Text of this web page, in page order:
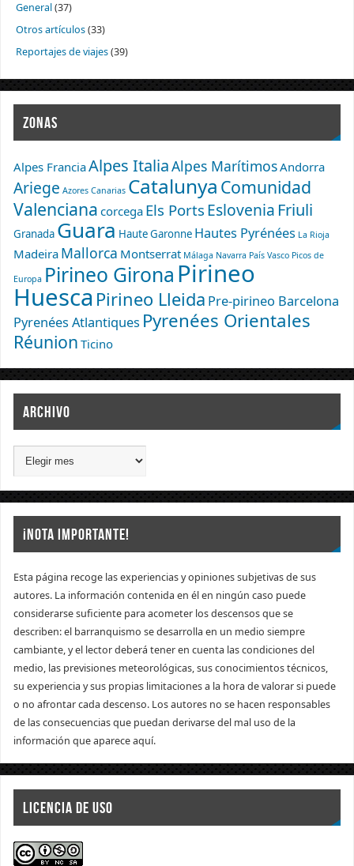
General(37)
Otros artículos(33)
Reportajes de viajes(39)
ZONAS
Alpes FranciaAlpes ItaliaAlpes MarítimosAndorra
Ariege Azores Canarias Catalunya Comunidad
Valenciana corcega Els Ports Eslovenia Friuli
Granada Guara Haute Garonne Hautes Pyrénées La Rioja
Madeira Mallorca Montserrat Málaga Navarra País Vasco Picos de
Europa Pirineo Girona Pirineo
Huesca Pirineo Lleida Pre-pirineo Barcelona
Pyrenées Atlantiques Pyrenées Orientales
Réunion Ticino
ARCHIVO
¡NOTA IMPORTANTE!
Esta página recoge las experiencias y opiniones subjetivas de sus
autores. La información contenida en él en ningún caso puede
considerarse suficiente para acometer los descensos que se
describen: el barranquismo se desarrolla en un medio siempre
cambiante, y el lector deberá tener en cuenta las condiciones del
medio, las previsiones meteorológicas, sus conocimientos técnicos,
su experiencia y sus propias limitaciones a la hora de valorar si puede
o no afrontar cada descenso. Los autores no se hacen responsables
de las consecuencias que puedan derivarse del mal uso de la
información que aparece aquí.
LICENCIA DE USO